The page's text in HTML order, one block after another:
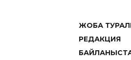
ЖОБА
РЕДАКЦИЯ